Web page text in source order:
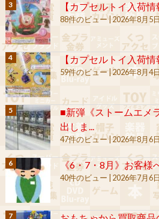
【カプセルトイ入荷情
88件のビュー|2026年8月5
【カプセルトイ入荷情
59件のビュー|2026年8月4
■新弾《ストームエメ
出しま...
47件のビュー|2026年8月6
《6・7・8月》お客様
40件のビュー 2026年7月6